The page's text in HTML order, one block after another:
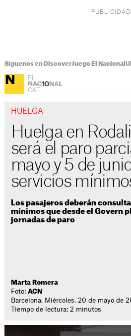
Síguenos en DiscoverJuego El Nacional
HUELGA
Huelga en
será el paro
mayo y 5 de
servicios
Los pasajeros deberán
mínimos que desde el Govern
jornadas de paro
Marta Romera
Foto:ACN
Barcelona. Miércoles, 20 de mayo de
Tiempo de lectura: 2 minutos